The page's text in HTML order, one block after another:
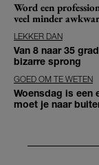
Word een
veel minder
LEKKER DAN
Van 8 naar 35
bizarre sprong
GOED OM TE WETEN
Woensdag is een
moet je naar